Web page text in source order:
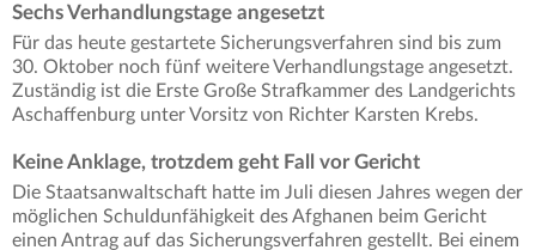
Sechs Verhandlungstage angesetzt
Für das heute gestartete Sicherungsverfahren sind bis zum
30. Oktober noch fünf weitere Verhandlungstage angesetzt.
Zuständig ist die Erste Große Strafkammer des Landgerichts
Aschaffenburg unter Vorsitz von Richter Karsten Krebs.
Keine Anklage, trotzdem geht Fall vor Gericht
Die Staatsanwaltschaft hatte im Juli diesen Jahres wegen der
möglichen Schuldunfähigkeit des Afghanen beim Gericht
einen Antrag auf das Sicherungsverfahren gestellt. Bei einem